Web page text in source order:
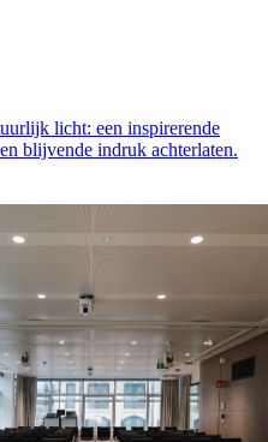
licht: een inspirerende
blijvende indruk achterlaten.